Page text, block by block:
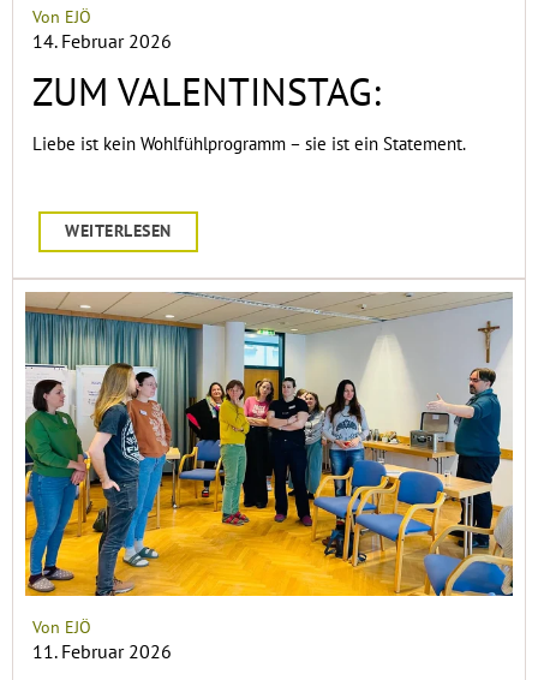
Von EJÖ
14. Februar 2026
ZUM VALENTINSTAG:
Liebe ist kein Wohlfühlprogramm – sie ist ein Statement.
WEITERLESEN
Von EJÖ
11. Februar 2026